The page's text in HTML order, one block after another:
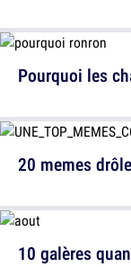
20 memes
Pourquoi les
10 galères